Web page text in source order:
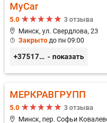
MyCar
5.0
3 отзыва
Минск, ул. Свердлова, 23
Закрыто до пн 09:00
+375173212443 - показать
МЕРКРАВГРУПП
5.0
3 отзыва
Минск, пер. Софьи